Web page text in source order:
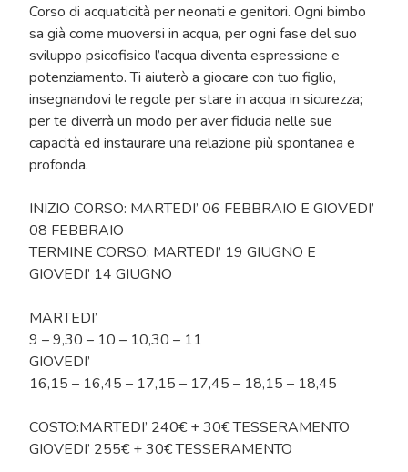
Corso di acquaticità per neonati e genitori. Ogni bimbo
sa già come muoversi in acqua, per ogni fase del suo
sviluppo psicofisico l’acqua diventa espressione e
potenziamento. Ti aiuterò a giocare con tuo figlio,
insegnandovi le regole per stare in acqua in sicurezza;
per te diverrà un modo per aver fiducia nelle sue
capacità ed instaurare una relazione più spontanea e
profonda.
INIZIO CORSO: MARTEDI’ 06 FEBBRAIO E GIOVEDI’
08 FEBBRAIO
TERMINE CORSO: MARTEDI’ 19 GIUGNO E
GIOVEDI’ 14 GIUGNO
MARTEDI’
9 – 9,30 – 10 – 10,30 – 11
GIOVEDI’
16,15 – 16,45 – 17,15 – 17,45 – 18,15 – 18,45
COSTO:MARTEDI’ 240€ + 30€ TESSERAMENTO
GIOVEDI’ 255€ + 30€ TESSERAMENTO